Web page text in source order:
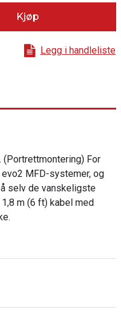
Kjøp
Legg i handleliste
(Portrettmontering) For
evo2 MFD-systemer, og
selv de vanskeligste
m (6 ft) kabel med